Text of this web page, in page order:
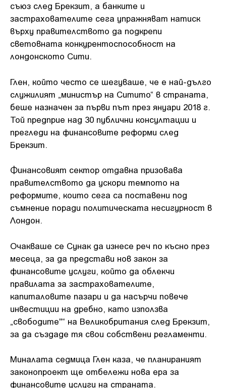
съюз след Брекзит, а банките и
застрахователите сега упражняват натиск
върху правителството да подкрепи
световната конкурентоспособност на
лондонското Сити.
Глен, който често се шегуваше, че е най-дълго
служилият „министър на Ситито“ в страната,
беше назначен за първи път през януари 2018 г.
Той предприе над 30 публични консултации и
прегледи на финансовите реформи след
Брекзит.
Финансовият сектор отдавна призовава
правителството да ускори темпото на
реформите, които сега са поставени под
съмнение поради политическата несигурност в
Лондон.
Очакваше се Сунак да изнесе реч по късно през
месеца, за да представи нов закон за
финансовите услуги, който да облекчи
правилата за застрахователите,
капиталовите пазари и да насърчи повече
инвестиции на дребно, като използва
„свободите"“ на Великобритания след Брекзит,
за да създаде тя свои собствени регламенти.
Миналата седмица Глен каза, че планираният
законопроект ще отбележи нова ера за
финансовите услуги на страната.